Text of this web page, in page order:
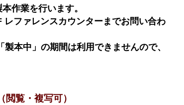
作業を行います。
レファレンスカウンターまでお問い合わ
「製本中」の期間は利用できませんので、
閲覧・複写可）